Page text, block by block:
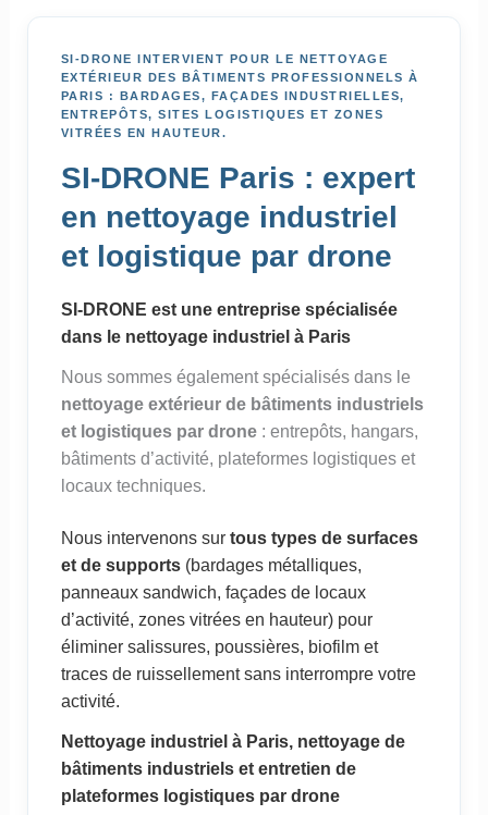
SI-DRONE INTERVIENT POUR LE NETTOYAGE
EXTÉRIEUR DES BÂTIMENTS PROFESSIONNELS À
PARIS : BARDAGES, FAÇADES INDUSTRIELLES,
ENTREPÔTS, SITES LOGISTIQUES ET ZONES
VITRÉES EN HAUTEUR.
SI-DRONE Paris : expert
en nettoyage industriel
et logistique par drone
SI-DRONE est une entreprise spécialisée
dans le nettoyage industriel à Paris
Nous sommes également spécialisés dans le
nettoyage extérieur de bâtiments industriels
et logistiques par drone: entrepôts, hangars,
bâtiments d’activité, plateformes logistiques et
locaux techniques.
Nous intervenons sur tous types de surfaces
et de supports(bardages métalliques,
panneaux sandwich, façades de locaux
d’activité, zones vitrées en hauteur) pour
éliminer salissures, poussières, biofilm et
traces de ruissellement sans interrompre votre
activité.
Nettoyage industriel à Paris, nettoyage de
bâtiments industriels et entretien de
plateformes logistiques par drone